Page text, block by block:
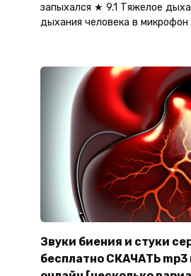
запыхался ★ 9.1 Тяжелое
дыхания человека в
Звуки биения и стуки
бесплатно СКАЧАТЬ mp3